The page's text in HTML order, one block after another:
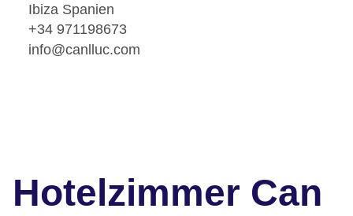
Ibiza Spanien
+34 971198673
info@canlluc.com
Hotelzimmer Can